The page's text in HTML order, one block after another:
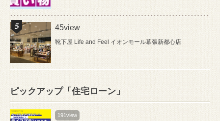
45view
靴下屋 Life and Feel イオンモール幕張新都心店
ピックアップ「住宅ローン」
191view